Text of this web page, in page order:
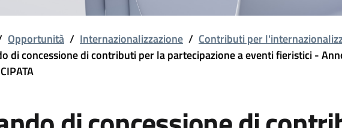
Opportunità / Internazionalizzazione / Contributi per
di concessione di contributi per la partecipazione a eventi fieristici -